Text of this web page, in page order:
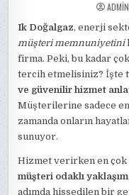
ADMIN
Ik Doğalgaz, enerji
müşteri memnuniyetini
firma. Peki, bu kadar
tercih etmelisiniz? İşte
ve güvenilir hizmet
Müşterilerine sadece
zamanda onların
sunuyor.
Hizmet verirken en
müşteri odaklı yaklaşım
adımda hissedilen bir